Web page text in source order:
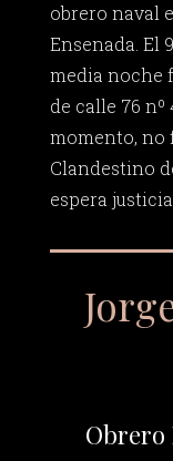
obrero naval
Ensenada. El
media noche
de calle 76 nº
momento, no
Clandestino
espera
Obrero